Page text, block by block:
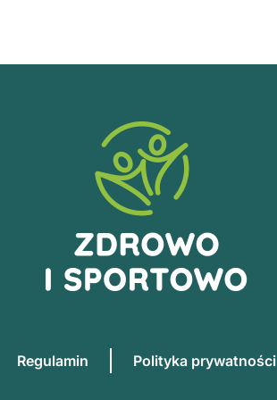
Regulamin Polityka prywatności